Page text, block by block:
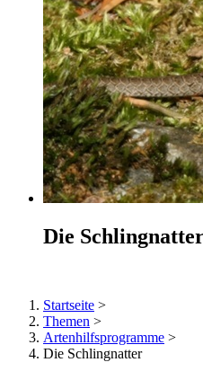
Die
Startseite >
Themen >
Artenhilfsprogramme >
Die Schlingnatter